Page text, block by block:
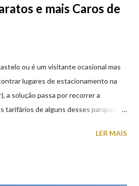
e mais Caros de
ou é um visitante ocasional mas
lugares de estacionamento na
a solução passa por recorrer a
tarifários de alguns desses parques de
da cidade (entenda-se por
LER MAIS